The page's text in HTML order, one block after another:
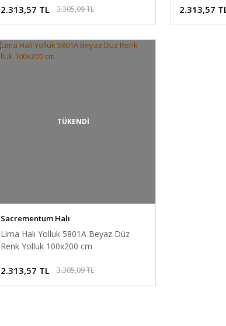
2.313,57 TL 3.305,09 TL 2.313,57
TÜKENDİ
Sacrementum Halı
Lima Halı Yolluk 5801A Beyaz Düz
Renk Yolluk 100x200 cm
2.313,57 TL 3.305,09 TL